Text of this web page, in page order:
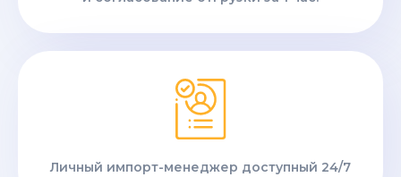
Личный импорт-менеджер доступный 24/7